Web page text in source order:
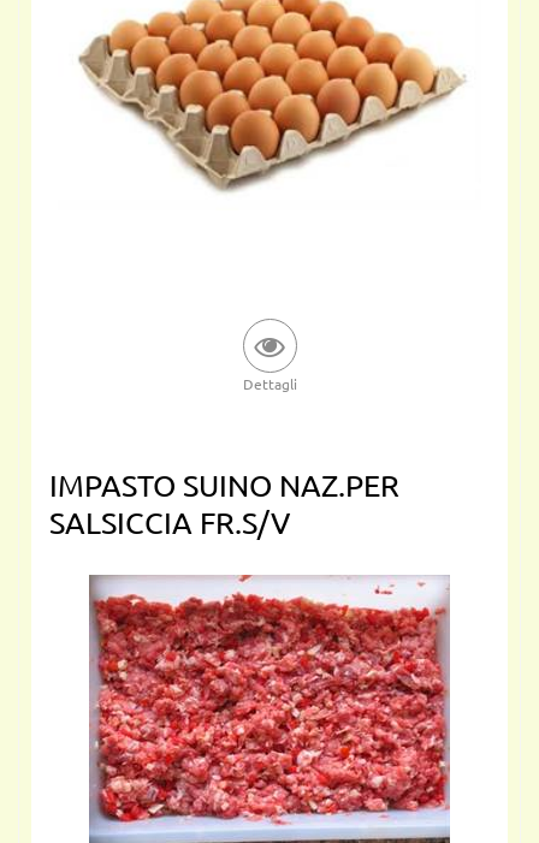
Dettagli
IMPASTO SUINO NAZ.PER
SALSICCIA FR.S/V